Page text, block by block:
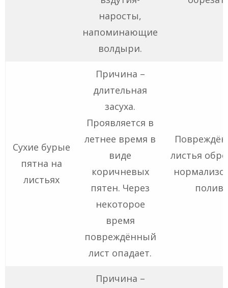
наросты,
напоминающие
волдыри.
Сухие бурые
пятна на
листьях
Причина –
длительная
засуха.
Проявляется в
летнее время в
виде
коричневых
пятен. Через
некоторое
время
повреждённый
лист опадает.
листья
полив.
Причина –